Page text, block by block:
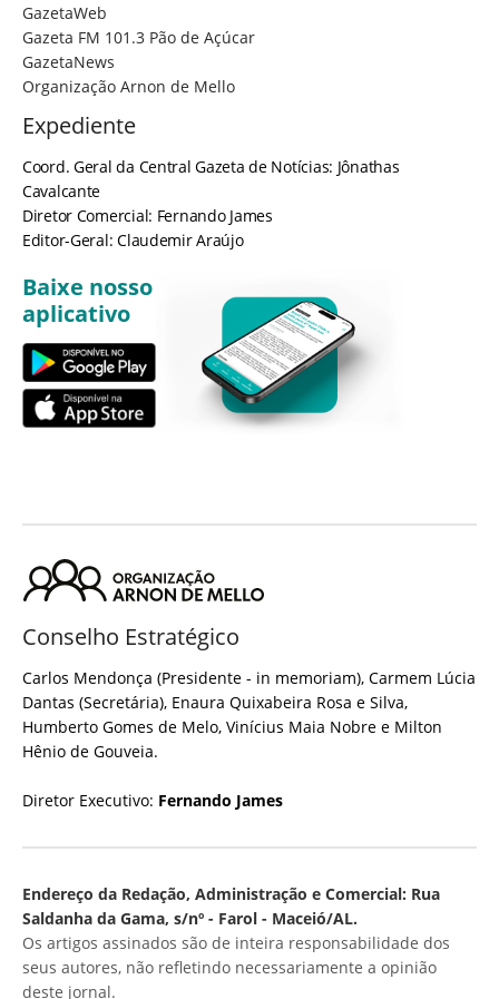
GazetaWeb
Gazeta FM 101.3 Pão de Açúcar
GazetaNews
Organização Arnon de Mello
Expediente
Coord. Geral da Central Gazeta de Notícias: Jônathas
Cavalcante
Diretor Comercial: Fernando James
Editor-Geral: Claudemir Araújo
Baixe nosso
aplicativo
Conselho Estratégico
Carlos Mendonça (Presidente - in memoriam), Carmem Lúcia
Dantas (Secretária), Enaura Quixabeira Rosa e Silva,
Humberto Gomes de Melo, Vinícius Maia Nobre e Milton
Hênio de Gouveia.
Diretor Executivo: Fernando James
Endereço da Redação, Administração e Comercial: Rua
Saldanha da Gama, s/nº - Farol - Maceió/AL.
Os artigos assinados são de inteira responsabilidade dos
seus autores, não refletindo necessariamente a opinião
deste jornal.